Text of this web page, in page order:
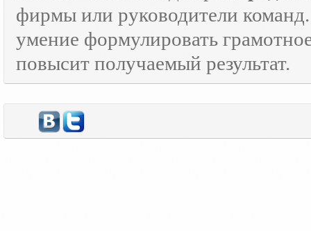
фирмы или руководители
умение формулировать
повысит получаемый результат.